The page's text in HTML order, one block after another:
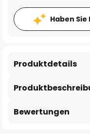
Haben
Produktdetails
Bewertungen